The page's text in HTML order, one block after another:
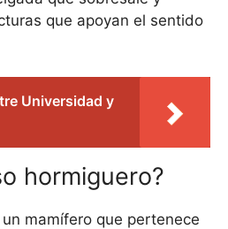
que apoyan el sentido
Universidad y
hormiguero?
mamífero que pertenece